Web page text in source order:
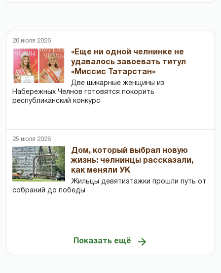
26 июля 2026
«Еще ни одной челнинке не
удавалось завоевать титул
«Миссис Татарстан»
Две шикарные женщины из
Набережных Челнов готовятся покорить
республиканский конкурс
25 июля 2026
Дом, который выбрал новую
жизнь: челнинцы рассказали,
как меняли УК
Жильцы девятиэтажки прошли путь от
собраний до победы
Показать ещё